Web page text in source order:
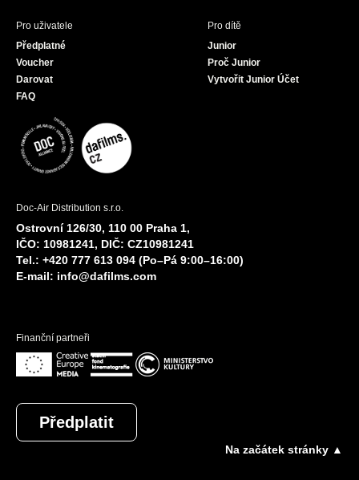
Pro uživatele
Předplatné
Voucher
Darovat
FAQ
Pro dítě
Junior
Proč Junior
Vytvořit Junior Účet
Doc-Air Distribution s.r.o.
Ostrovní 126/30, 110 00 Praha 1,
IČO: 10981241, DIČ: CZ10981241
Tel.: +420 777 613 094 (Po–Pá 9:00–16:00)
E-mail: info@dafilms.com
Finanční partneři
Předplatit
Na začátek stránky ▲